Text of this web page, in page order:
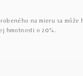
na mieru sa môže
hmotnosti o 20%.